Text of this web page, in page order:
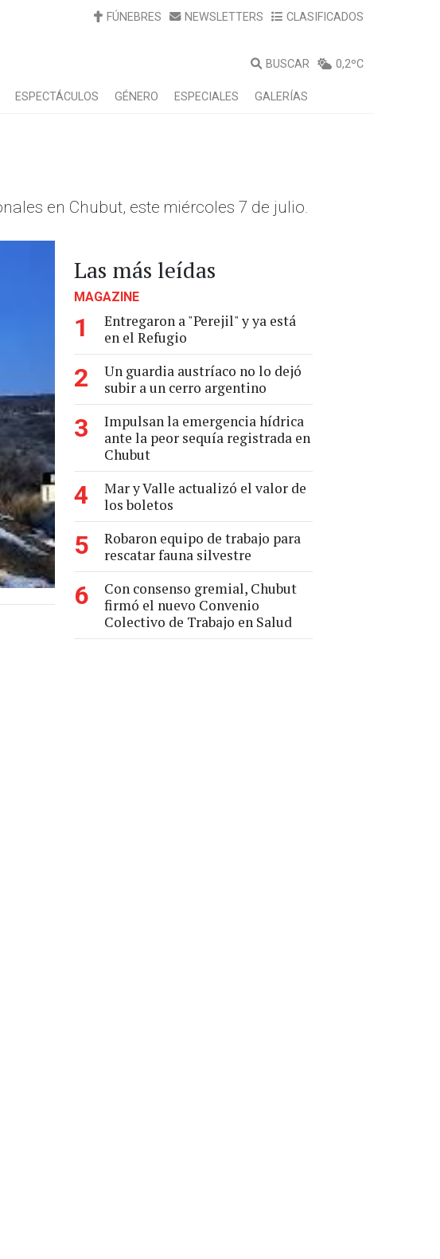
FÚNEBRES NEWSLETTERS CLASIFICADOS
BUSCAR 0,2ºC
ESPECTÁCULOS GÉNERO ESPECIALES GALERÍAS
en Chubut, este miércoles 7 de julio.
Las más leídas
MAGAZINE
1
Entregaron a "Perejil" y ya está
en el Refugio
2
Un guardia austríaco no lo dejó
subir a un cerro argentino
3
Impulsan la emergencia hídrica
ante la peor sequía registrada en
Chubut
4
Mar y Valle actualizó el valor de
los boletos
5
Robaron equipo de trabajo para
rescatar fauna silvestre
6
Con consenso gremial, Chubut
firmó el nuevo Convenio
Colectivo de Trabajo en Salud